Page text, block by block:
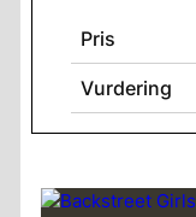
Pris
Vurdering